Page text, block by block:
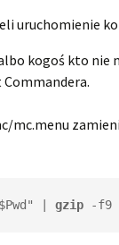
uruchomienie
kogoś kto nie
mc.menu
| gzip -f9